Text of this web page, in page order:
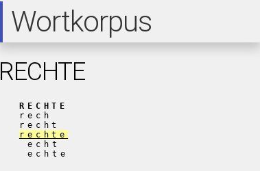
Wortkorpus
RECHTE
RECHTE
rech
recht
rechte
echt
echte